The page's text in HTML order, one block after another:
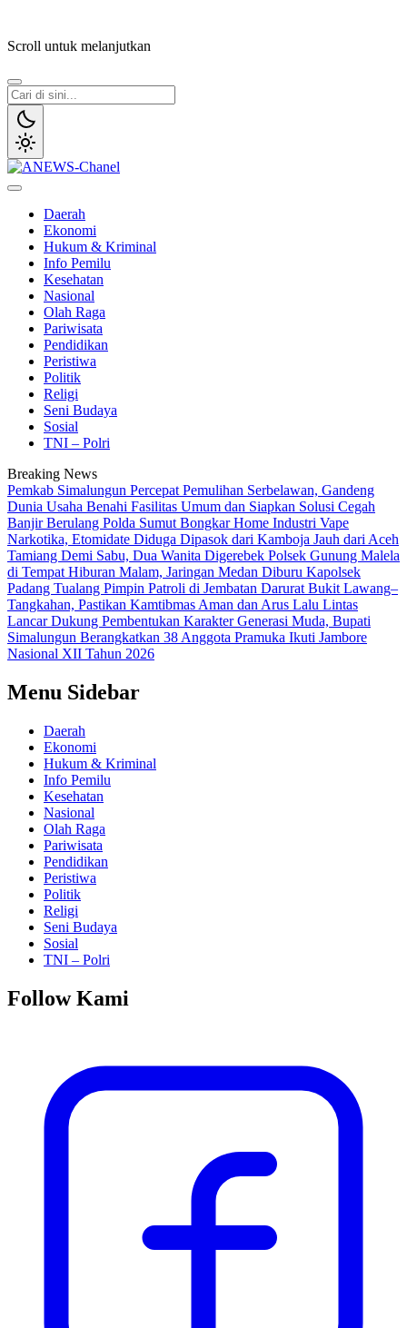
konten
Scroll untuk melanjutkan
Daerah
Ekonomi
Hukum & Kriminal
Info Pemilu
Kesehatan
Nasional
Olah Raga
Pariwisata
Pendidikan
Peristiwa
Politik
Religi
Seni Budaya
Sosial
TNI – Polri
Breaking News
Pemkab Simalungun Percepat Pemulihan Serbelawan, Gandeng
Dunia Usaha Benahi Fasilitas Umum dan Siapkan Solusi Cegah
Banjir Berulang Polda Sumut Bongkar Home Industri Vape
Narkotika, Etomidate Diduga Dipasok dari Kamboja Jauh dari Aceh
Tamiang Demi Sabu, Dua Wanita Digerebek Polsek Gunung Malela
di Tempat Hiburan Malam, Jaringan Medan Diburu Kapolsek
Padang Tualang Pimpin Patroli di Jembatan Darurat Bukit Lawang–
Tangkahan, Pastikan Kamtibmas Aman dan Arus Lalu Lintas
LancarDukung Pembentukan Karakter Generasi Muda, Bupati
Simalungun Berangkatkan 38 Anggota Pramuka Ikuti Jambore
Nasional XII Tahun 2026
Menu Sidebar
Daerah
Ekonomi
Hukum & Kriminal
Info Pemilu
Kesehatan
Nasional
Olah Raga
Pariwisata
Pendidikan
Peristiwa
Politik
Religi
Seni Budaya
Sosial
TNI – Polri
Follow Kami